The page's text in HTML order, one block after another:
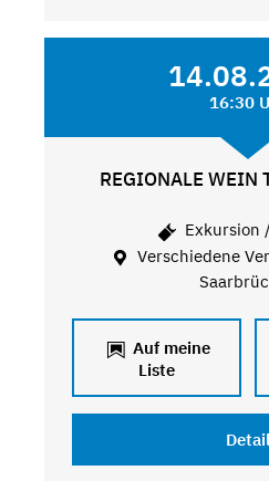
16:30
REGIONALE WEIN
Exkursion
Verschiedene
Auf meine
Liste
Detail